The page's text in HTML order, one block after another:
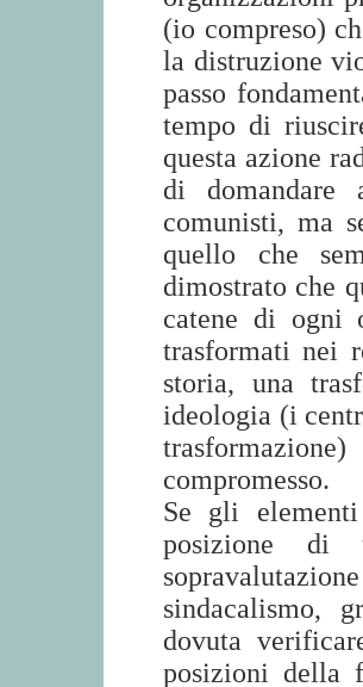
(io compreso)
la distruzione
passo
tempo di
questa azione
di domandare
comunisti, ma
quello che
dimostrato che
catene di ogni
trasformati nei
storia, una
ideologia (i
compromesso.
Se gli
posizione di
sindacalismo,
dovuta
posizioni della